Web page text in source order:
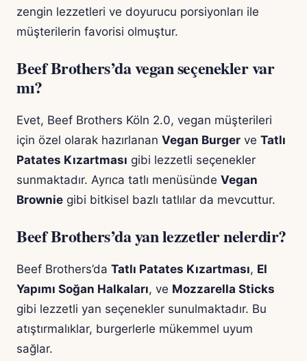
zengin lezzetleri ve doyurucu porsiyonları ile
müşterilerin favorisi olmuştur.
Beef Brothers’da vegan seçenekler var
mı?
Evet, Beef Brothers Köln 2.0, vegan müşterileri
için özel olarak hazırlanan Vegan Burger ve Tatlı
Patates Kızartması gibi lezzetli seçenekler
sunmaktadır. Ayrıca tatlı menüsünde Vegan
Brownie gibi bitkisel bazlı tatlılar da mevcuttur.
Beef Brothers’da yan lezzetler nelerdir?
Beef Brothers’da Tatlı Patates Kızartması, El
Yapımı Soğan Halkaları, ve Mozzarella Sticks
gibi lezzetli yan seçenekler sunulmaktadır. Bu
atıştırmalıklar, burgerlerle mükemmel uyum
sağlar.